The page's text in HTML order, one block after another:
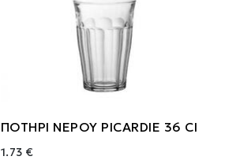
ΠΟΤΗΡΙ ΝΕΡΟΥ PICARDIE 36 Cl
1.73 €